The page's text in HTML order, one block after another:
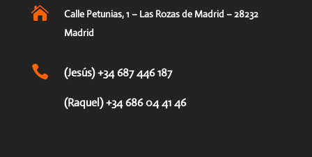

Calle Petunias, 1 – Las Rozas de Madrid – 28232
Madrid
 (Jesús) +34 687 446 187
(Raquel) +34 686 04 41 46